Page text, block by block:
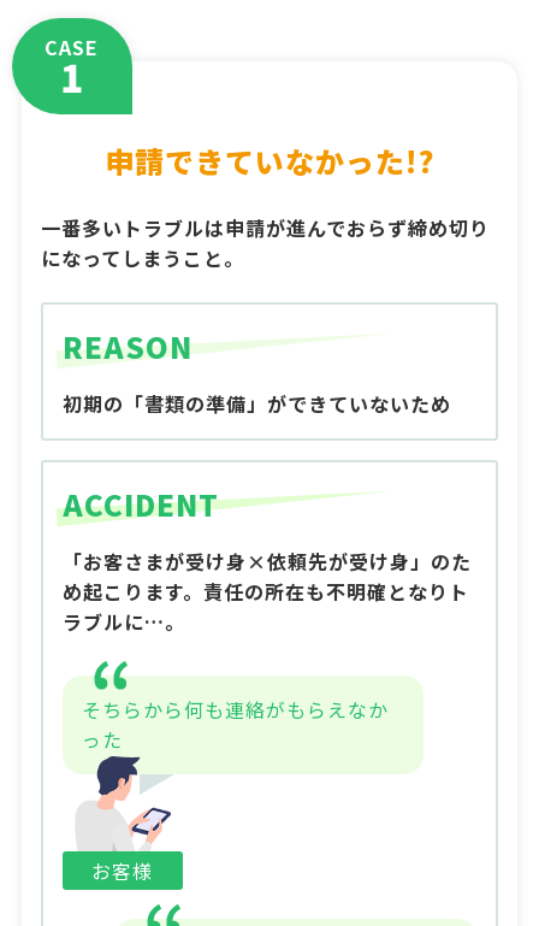
CASE
1
申請できていなかった!?
一番多いトラブルは申請が進んでおらず締め切り
になってしまうこと。
REASON
初期の「書類の準備」ができていないため
ACCIDENT
「お客さまが受け身×依頼先が受け身」のた
め起こります。責任の所在も不明確となりト
ラブルに…。
お客様
そちらから何も連絡がもらえなか
った